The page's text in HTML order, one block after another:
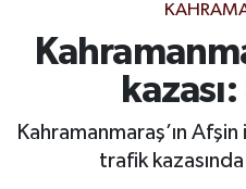
Kahramanmaraş’ın
trafik
SİYASET
Kahramanmaraş
Süper Lig Puan